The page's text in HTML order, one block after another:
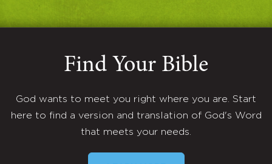
Find Your Bible
God wants to meet you right where you are. Start
here to find a version and translation of God's Word
that meets your needs.